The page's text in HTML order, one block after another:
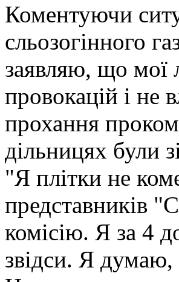
Коментуючи
сльозогінного
заявляю, що мої
провокацій і
прохання
дільницях були
"Я плітки не
представників
комісію. Я за 4
звідси. Я